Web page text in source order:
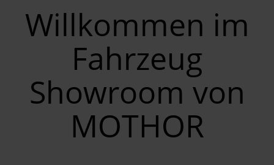
Willkommen im
Fahrzeug
Showroom von
MOTHOR